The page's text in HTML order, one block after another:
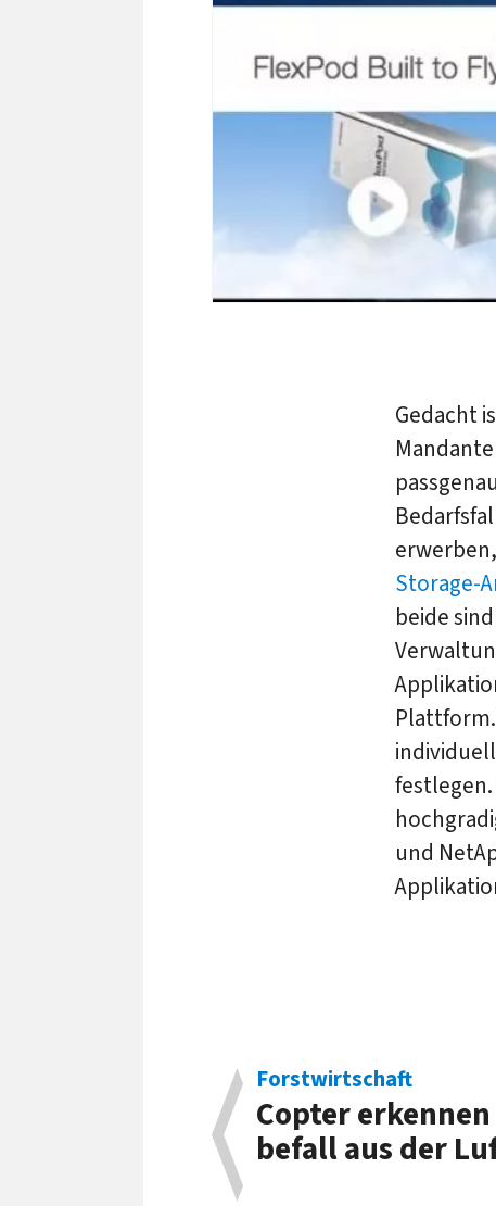
Gedacht
Storage-
beide
und
Forstwirtschaft
Copter
befall aus der